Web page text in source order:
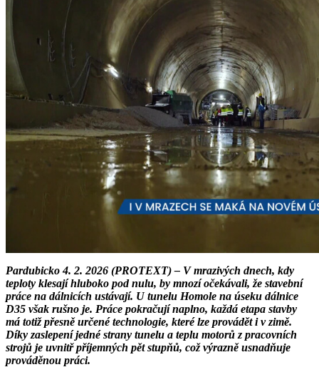
Pardubicko 4. 2. 2026 (PROTEXT) – V mrazivých dnech, kdy
teploty klesají hluboko pod nulu, by mnozí očekávali, že stavební
práce na dálnicích ustávají. U tunelu Homole na úseku dálnice
D35 však rušno je. Práce pokračují naplno, každá etapa stavby
má totiž přesně určené technologie, které lze provádět i v zimě.
Díky zaslepení jedné strany tunelu a teplu motorů z pracovních
strojů je uvnitř příjemných pět stupňů, což výrazně usnadňuje
prováděnou práci.